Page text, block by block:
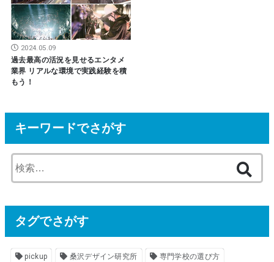
2024.05.09
過去最高の活況を見せるエンタメ
業界 リアルな環境で実践経験を積
もう！
キーワードでさがす
索
タグでさがす
pickup 桑沢デザイン研究所 専門学校の選び方